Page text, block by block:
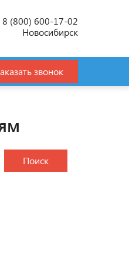
8 (800) 600-17-02
Новосибирск
звонок
Поиск